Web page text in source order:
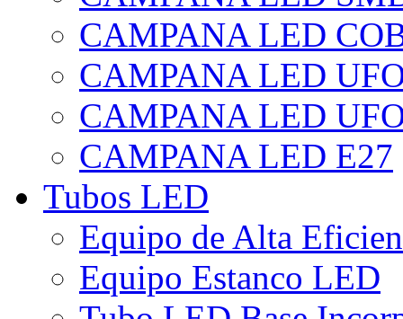
CAMPANA LED
CAMPANA LED
CAMPANA LED
CAMPANA LED E27
Tubos LED
Equipo de Alta
Equipo Estanco LED